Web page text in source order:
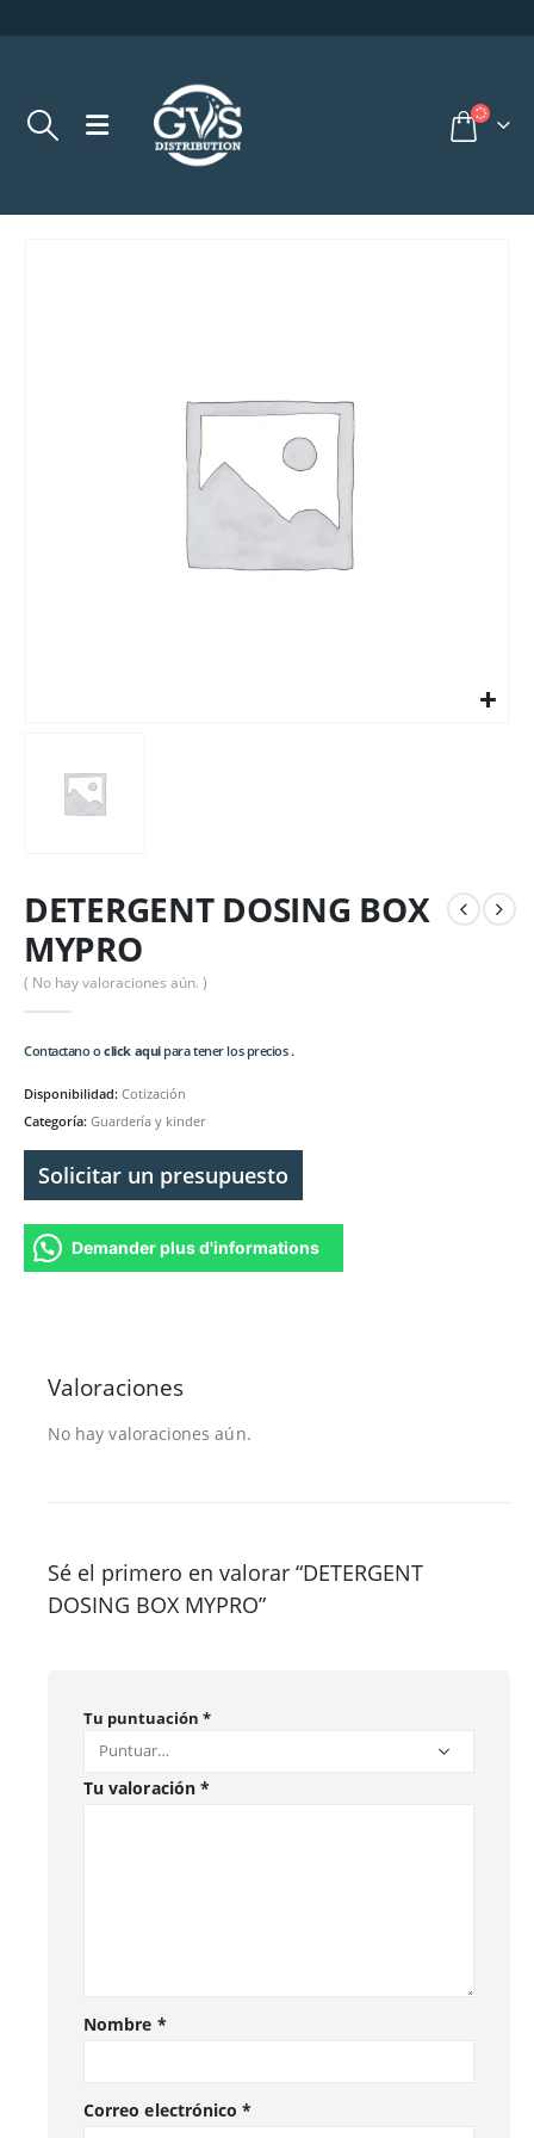
DETERGENT DOSING BOX
MYPRO
( No hay valoraciones aún. )
Contactano oclick aquipara tener los precios .
Disponibilidad: Cotización
Categoría: Guardería y kinder
Solicitar un presupuesto
Demander plus d'informations
Valoraciones
No hay valoraciones aún.
Sé el primero en valorar “DETERGENT
DOSING BOX MYPRO”
Tu puntuación *
Tu valoración *
Nombre *
Correo electrónico*